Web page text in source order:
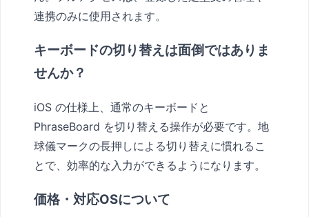
連携のみに使用されます。
キーボードの切り替えは面倒ではありま
せんか？
iOS の仕様上、通常のキーボードと
PhraseBoard を切り替える操作が必要です。地
球儀マークの長押しによる切り替えに慣れるこ
とで、効率的な入力ができるようになります。
価格・対応OSについて